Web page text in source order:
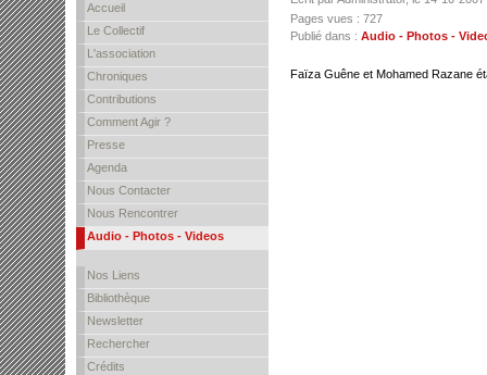
Accueil
Le Collectif
L'association
Chroniques
Contributions
Comment Agir ?
Presse
Agenda
Nous Contacter
Nous Rencontrer
Audio - Photos - Videos
Nos Liens
Bibliothèque
Newsletter
Rechercher
Crédits
Pages vues : 727
Publié dans : Audio - Photos -
Faïza Guêne et Mohamed Razane